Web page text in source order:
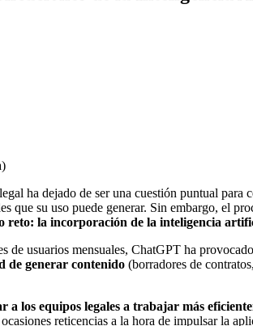
ha dejado de ser una cuestión puntual
que su uso puede generar. Sin embargo, el
reto: la incorporación de la inteligencia
usuarios mensuales, ChatGPT ha
de generar contenido (borradores de
a los equipos legales a trabajar más
reticencias a la hora de impulsar la